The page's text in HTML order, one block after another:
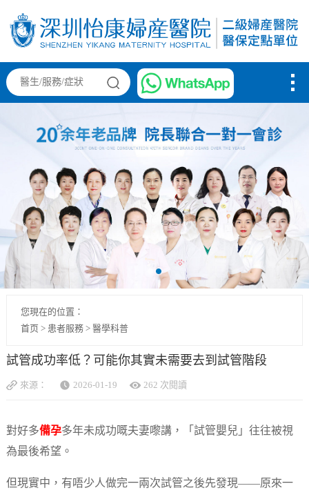
您現在的位置：
首页 > 患者服務> 醫學科普
試管成功率低？可能你其實未需要去到試管階段
來源： 2026-01-19 262 次閱讀
對好多備孕多年未成功嘅夫妻嚟講，「試管嬰兒」往往被視
為最後希望。
但現實中，有唔少人做完一兩次試管之後先發現——原來一